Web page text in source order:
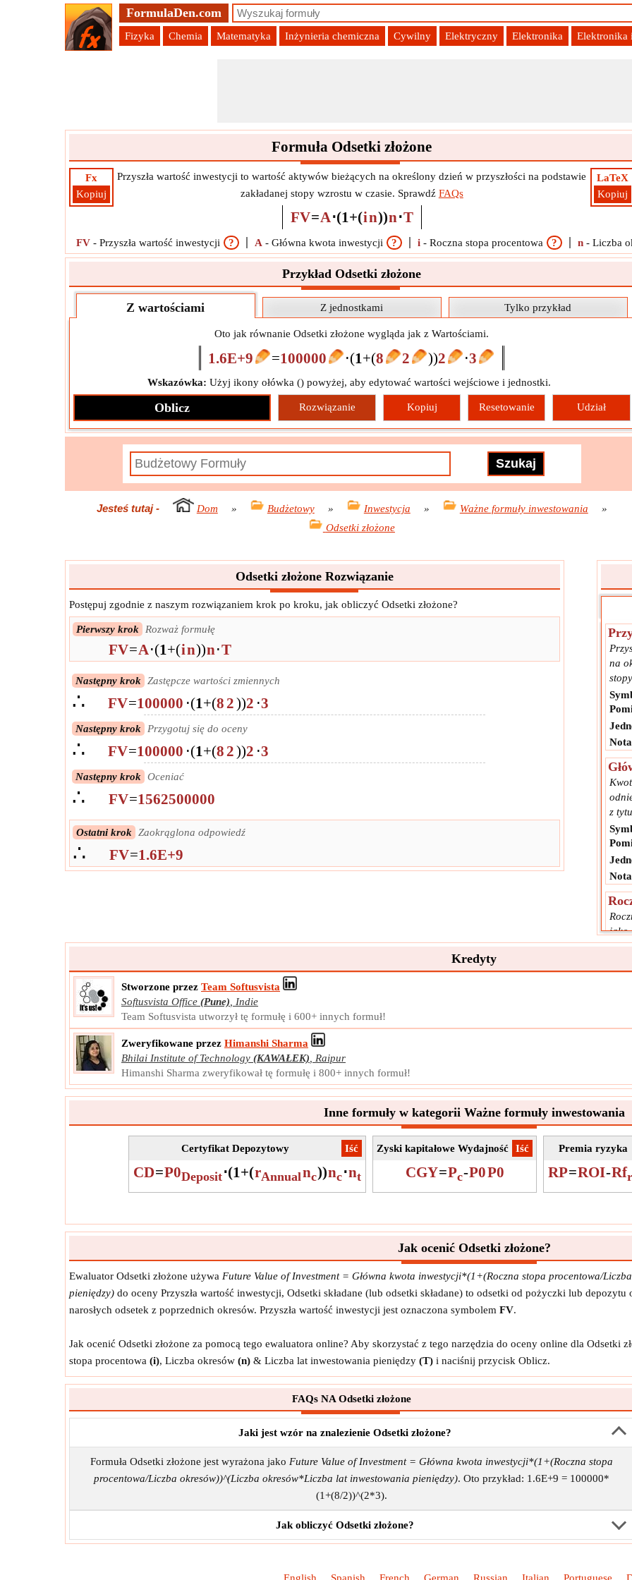
FormulaDen.com
Fizyka Chemia Matematyka Inżynieria chemiczna Cywilny Elektryczny Elektronika Elektronika
Formuła Odsetki złożone
Fx
Kopiuj
LaTeX
Kopiuj
Przyszła wartość inwestycji to wartość aktywów bieżących na określony dzień w przyszłości na podstawie
zakładanej stopy wzrostu w czasie. Sprawdź FAQs
FV=A⋅(1+(in))n⋅T
FV - Przyszła wartość inwestycji ? A - Główna kwota inwestycji ? i - Roczna stopa procentowa ? n - Liczba
Przykład Odsetki złożone
Z wartościami Z jednostkami Tylko przykład
Oto jak równanie Odsetki złożone wygląda jak z Wartościami.
1.6E+9 =100000 ⋅(1+(8 2 ))2 ⋅3
Wskazówka: Użyj ikony ołówka () powyżej, aby edytować wartości wejściowe i jednostki.
Oblicz Rozwiązanie Kopiuj Resetowanie Udział
Jesteś tutaj- Dom » Budżetowy » Inwestycja » Ważne formuły inwestowania
»
Odsetki złożone
Odsetki złożone Rozwiązanie
Postępuj zgodnie z naszym rozwiązaniem krok po kroku, jak obliczyć Odsetki złożone?
Pierwszy krok Rozważ formułę
FV=A⋅(1+(in))n⋅T
Następny krok Zastępcze wartości zmiennych
∴ FV=100000 ⋅(1+(82))2 ⋅3
Następny krok Przygotuj się do oceny
∴ FV=100000 ⋅(1+(82))2 ⋅3
Następny krok Oceniać
∴ FV=1562500000
Ostatni krok Zaokrąglona odpowiedź
∴ FV=1.6E+9
na
z
jako
Kredyty
Stworzone przez Team Softusvista
Softusvista Office (Pune)
Indie
Team Softusvista utworzył tę formułę i 600+ innych formuł!
Zweryfikowane przez Himanshi Sharma
Bhilai Institute of Technology (KAWAŁEK)
Raipur
Himanshi Sharma zweryfikował tę formułę i 800+ innych formuł!
Inne formuły w kategorii Ważne formuły inwestowania
​Iść
Certyfikat Depozytowy
CD=P0Deposit⋅(1+(rAnnualnc))nc⋅nt
​Iść
Zyski kapitałowe Wydajność
CGY=Pc-P0P0
Premia ryzyka
RP=ROI-Rf
Jak ocenić Odsetki złożone?
Ewaluator Odsetki złożone używa Future Value of Investment = Główna kwota inwestycji*(1+(Roczna stopa procentowa/
pieniędzy) do oceny Przyszła wartość inwestycji, Odsetki składane (lub odsetki składane) to odsetki od pożyczki lub
narosłych odsetek z poprzednich okresów. Przyszła wartość inwestycji jest oznaczona symbolem FV.
Jak ocenić Odsetki złożone za pomocą tego ewaluatora online? Aby skorzystać z tego narzędzia do oceny online dla Odsetki
stopa procentowa (i), Liczba okresów (n) & Liczba lat inwestowania pieniędzy (T) i naciśnij przycisk Oblicz.
FAQs NA Odsetki złożone
Jaki jest wzór na znalezienie Odsetki złożone?
Formuła Odsetki złożone jest wyrażona jako Future Value of Investment = Główna kwota inwestycji*(1+(Roczna stopa
procentowa/Liczba okresów))^(Liczba okresów*Liczba lat inwestowania pieniędzy). Oto przykład: 1.6E+9 = 100000*
(1+(8/2))^(2*3).
Jak obliczyć Odsetki złożone?